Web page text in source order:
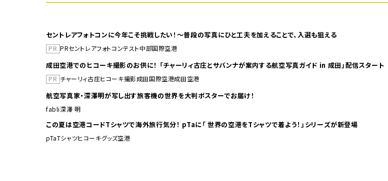
セントレアフォトコンに今年こそ挑戦したい！～普段の写真にひと工夫を加えることで、入選も狙える
PR PRセントレアフォトコンテスト中部国際空港
成田空港でのヒコーキ撮影のお供に！ 「チャーリィ古庄とサバンナが案内する航空写真ガイド in 成田」配信スタート
PR チャーリィ古庄ヒコーキ撮影成田国際空港成田空港
航空写真家・深澤明が写し出す旅客機の世界を大判ポスターでお届け！
fabli深澤 明
この夏は空港コードTシャツで海外旅行気分！ pTaに「 世界の空港をTシャツで着よう！」シリーズが新登場
pTaTシャツヒコーキグッズ空港